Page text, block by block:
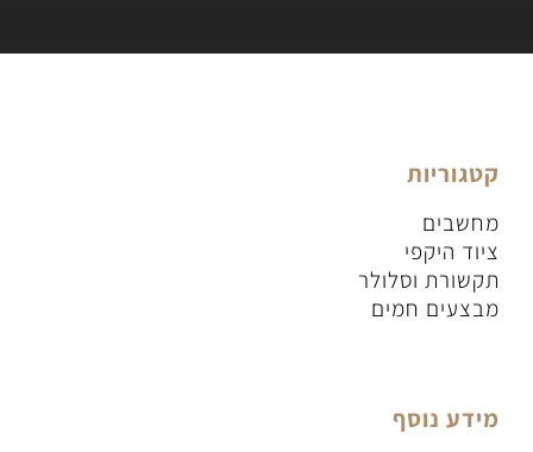
קטגוריות
מחשבים
ציוד היקפי
תקשורת וסלולר
מבצעים חמים
מידע נוסף